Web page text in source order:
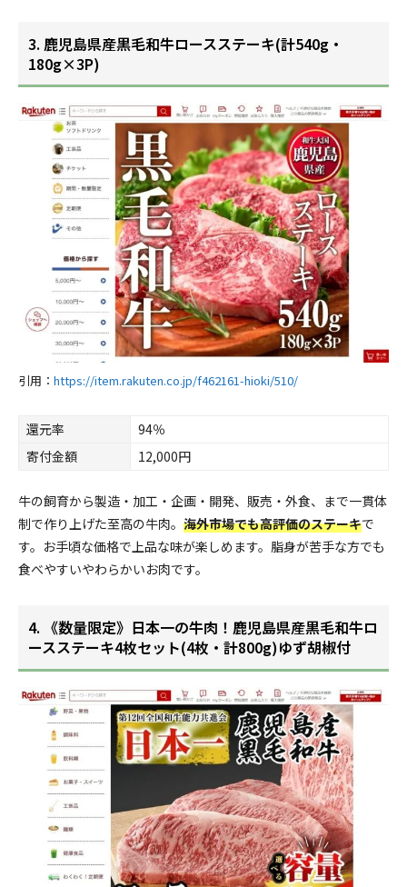
3. 鹿児島県産黒毛和牛ロースステーキ(計540g・
180g×3P)
引用： https://item.rakuten.co.jp/f462161-hioki/510/
還元率
94％
寄付金額
12,000円
牛の飼育から製造・加工・企画・開発、販売・外食、まで一貫体
制で作り上げた至高の牛肉。 海外市場でも高評価のステーキで
す。お手頃な価格で上品な味が楽しめます。脂身が苦手な方でも
食べやすいやわらかいお肉です。
4. 《数量限定》日本一の牛肉！鹿児島県産黒毛和牛ロ
ースステーキ4枚セット(4枚・計800g)ゆず胡椒付